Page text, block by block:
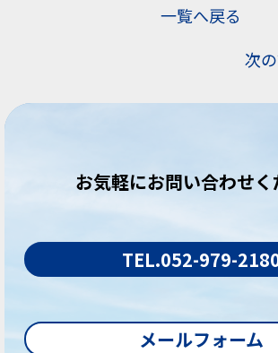
一覧へ戻る
次
お気軽にお問い合わせく
TEL.052-979-
メールフォーム